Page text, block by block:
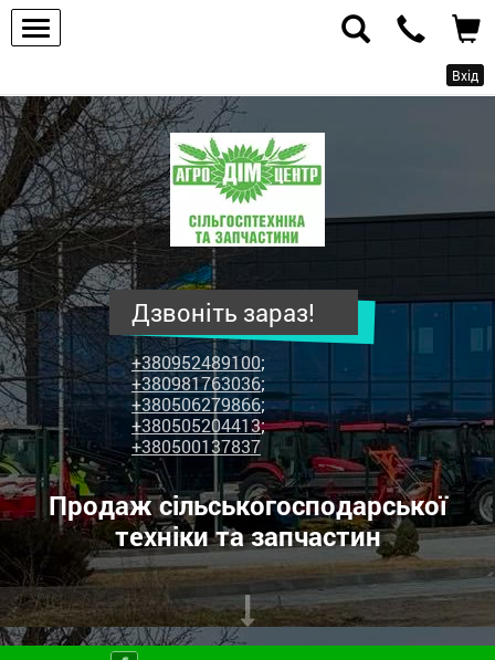
Вхід
ПП
"Агродім-
центр"
-
продаж
сільськогосподарської
техніки
та
запчастин
Дзвоніть зараз!
+380952489100;
+380981763036;
+380506279866;
+380505204413;
+380500137837
Продаж сільськогосподарської
техніки та запчастин